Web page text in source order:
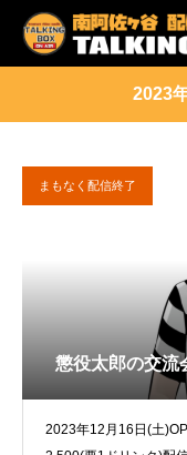
2023
まもなく配信終了
懲役太郎の交流
2023年12月16日(土